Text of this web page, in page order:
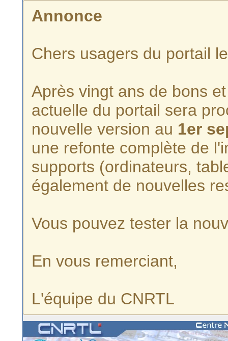
Annonce
Chers usagers du portail
Après vingt ans de bons
actuelle du portail sera
nouvelle version au 1er
une refonte complète de
supports (ordinateurs,
également de nouvelles
Vous pouvez tester la
En vous remerciant,
L'équipe du CNRTL